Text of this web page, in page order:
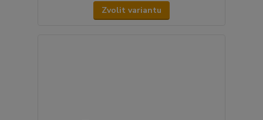
Zvolit variantu